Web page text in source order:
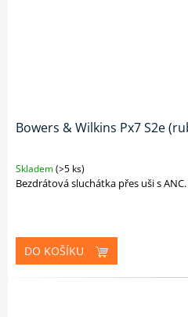
Bowers & Wilkins Px7 S2e
Skladem(>5 ks)
DO KOŠÍKU
Bezdrátová sluchátka přes uši s ANC.